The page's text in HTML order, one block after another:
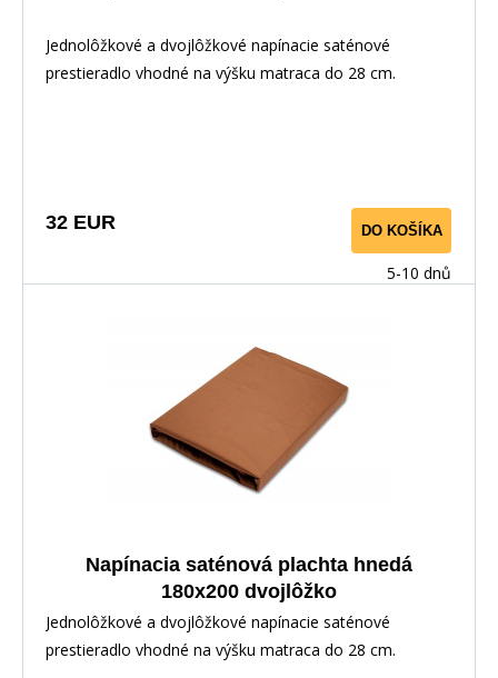
Jednolôžkové a dvojlôžkové napínacie saténové
prestieradlo vhodné na výšku matraca do 28 cm.
32 EUR DO KOŠÍKA
5-10 dnů
Napínacia saténová plachta hnedá
180x200 dvojlôžko
Jednolôžkové a dvojlôžkové napínacie saténové
prestieradlo vhodné na výšku matraca do 28 cm.